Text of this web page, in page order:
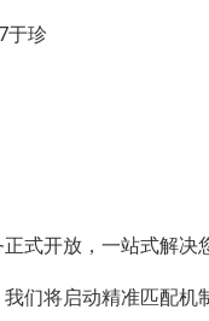
于珍
式开放，一站式解决
们将启动精准匹配机